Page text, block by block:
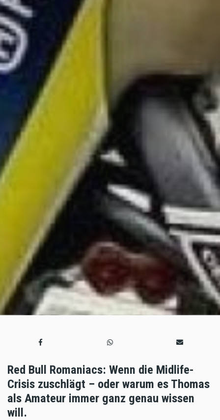
Red Bull Romaniacs: Wenn die Midlife-
Crisis zuschlägt – oder warum es Thomas
als Amateur immer ganz genau wissen
will.